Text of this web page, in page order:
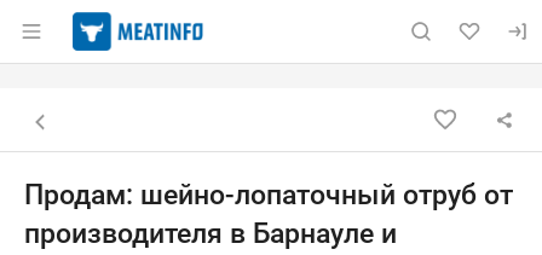
Раздел навигации по сайту meatinfo.ru
Объявление: Продам: шейно-
Навигация и управление объявлением
Назад к списку объявлений
Продам: шейно-лопаточный отруб от
производителя в Барнауле и